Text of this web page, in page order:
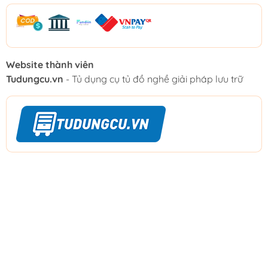
Website thành viên
Tudungcu.vn - Tủ dụng cụ tủ đồ nghề giải pháp lưu trữ